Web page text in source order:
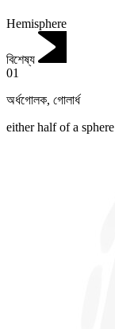
Hemisphere
বিশেষ্য
01
অর্ধগোলক, গোলার্ধ
either half of a sphere